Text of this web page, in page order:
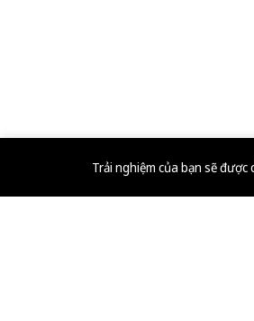
Trải nghiệm của bạn sẽ